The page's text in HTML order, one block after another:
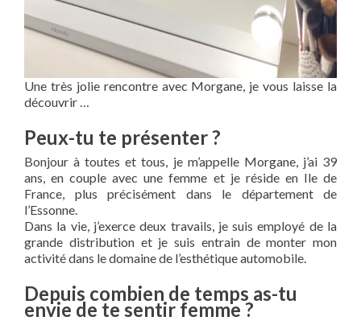
Une très jolie rencontre avec Morgane, je vous laisse la
découvrir …
Peux-tu te présenter ?
Bonjour à toutes et tous, je m’appelle Morgane, j’ai 39
ans, en couple avec une femme et je réside en Ile de
France, plus précisément dans le département de
l’Essonne.
Dans la vie, j’exerce deux travails, je suis employé de la
grande distribution et je suis entrain de monter mon
activité dans le domaine de l’esthétique automobile.
Depuis combien de temps as-tu
envie de te sentir femme ?